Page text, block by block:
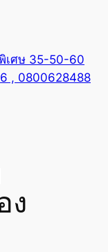
พิเศษ 35-50-60
, 0800628488
ง